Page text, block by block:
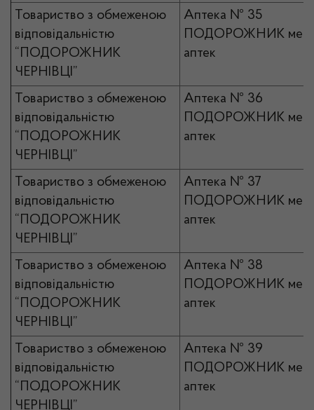
Товариство з обмеженою
відповідальністю
“ПОДОРОЖНИК
ЧЕРНІВЦІ”
Аптека № 35
ПОДОРОЖНИК
аптек
Товариство з обмеженою
відповідальністю
“ПОДОРОЖНИК
ЧЕРНІВЦІ”
Аптека № 36
ПОДОРОЖНИК
аптек
Товариство з обмеженою
відповідальністю
“ПОДОРОЖНИК
ЧЕРНІВЦІ”
Аптека № 37
ПОДОРОЖНИК
аптек
Товариство з обмеженою
відповідальністю
“ПОДОРОЖНИК
ЧЕРНІВЦІ”
Аптека № 38
ПОДОРОЖНИК
аптек
Товариство з обмеженою
відповідальністю
“ПОДОРОЖНИК
ЧЕРНІВЦІ”
Аптека № 39
ПОДОРОЖНИК
аптек